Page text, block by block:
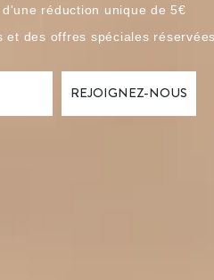
réduction unique de 5€
des offres spéciales